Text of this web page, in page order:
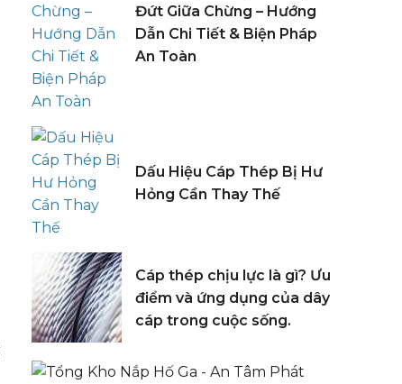
Đứt Giữa Chừng – Hướng
Dẫn Chi Tiết & Biện Pháp
An Toàn
Dấu Hiệu Cáp Thép Bị Hư
Hỏng Cần Thay Thế
Cáp thép chịu lực là gì? Ưu
điểm và ứng dụng của dây
cáp trong cuộc sống.